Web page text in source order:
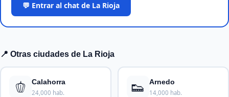
💬 Entrar al chat de La Rioja
📍 Otras ciudades de La Rioja
🫑 Calahorra
24,000 hab. 👟 Arnedo
14,000 hab.